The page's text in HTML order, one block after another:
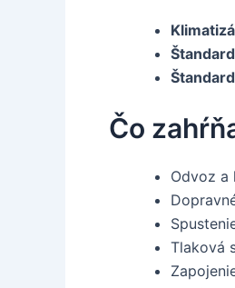
Čo
Odvoz a
Tlaková